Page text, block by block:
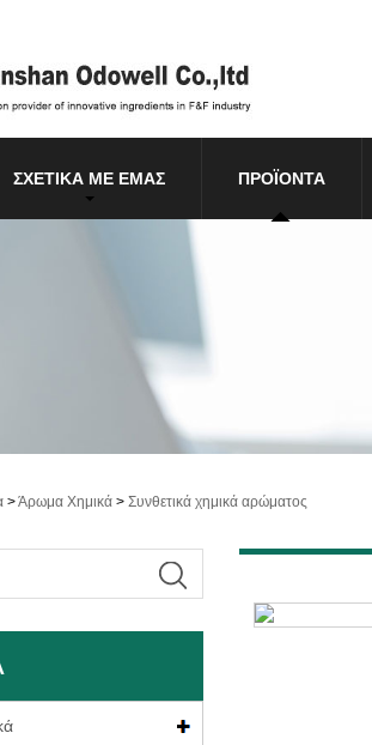
ΣΧΕΤΙΚΆ ΜΕ ΕΜΆΣ ΠΡΟΪΌΝΤΑ
>Άρωμα Χημικά > Συνθετικά χημικά αρώματος